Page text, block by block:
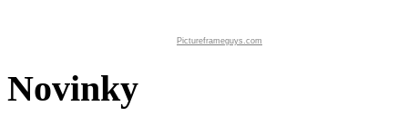
Pictureframeguys.com
Novinky